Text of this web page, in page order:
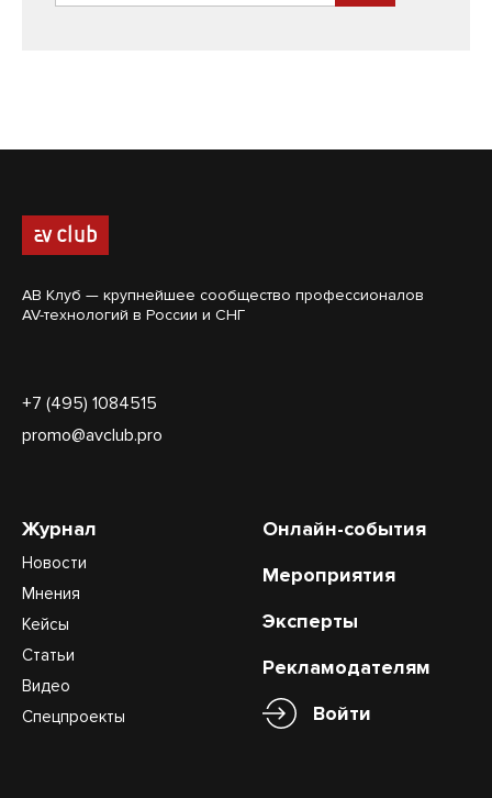
АВ Клуб — крупнейшее сообщество профессионалов
AV-технологий в России и СНГ
+7 (495) 1084515
promo@avclub.pro
Журнал
Новости
Мнения
Кейсы
Статьи
Видео
Спецпроекты
Онлайн-события
Мероприятия
Эксперты
Рекламодателям
Войти